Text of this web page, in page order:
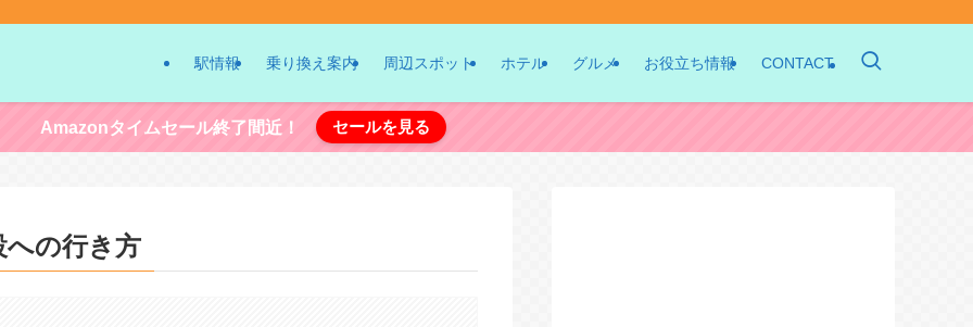
駅情報 乗り換え案内 周辺スポット ホテル グルメ お役立ち情報 CONTACT
Amazonタイムセール終了間近！ セールを見る
への行き方